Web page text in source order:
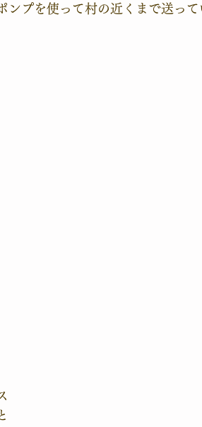
ンプを使って村の近くまで送って